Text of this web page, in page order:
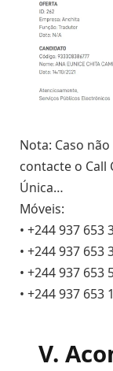
Nota: Caso
contacte o Call
Única…
Móveis:
• +244 937 653
• +244 937 653
• +244 937 653
• +244 937 653
V.